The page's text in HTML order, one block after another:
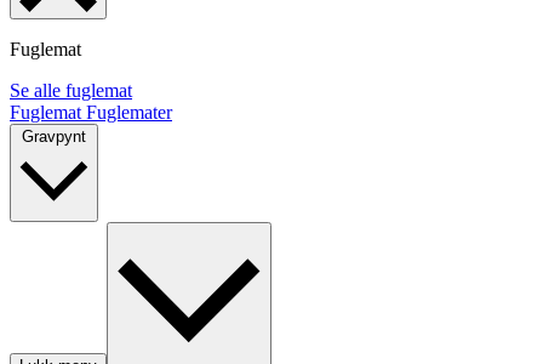
Fuglemat
Se alle fuglemat
Fuglemat Fuglemater